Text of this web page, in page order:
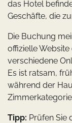
das Hotel
Geschäfte, die
Die Buchung
offizielle
verschiedene
Es ist ratsam,
während der
Tipp: Prüfen Sie